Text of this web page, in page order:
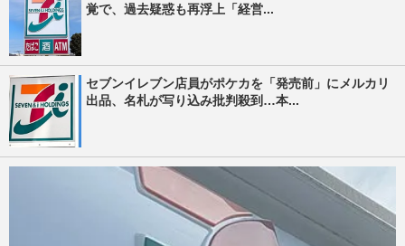
覚で、過去疑惑も再浮上「経営...
セブンイレブン店員がポケカを「発売前」にメルカリ
出品、名札が写り込み批判殺到…本...